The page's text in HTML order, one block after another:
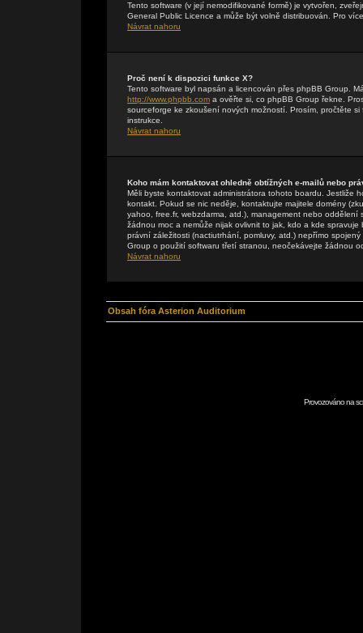
Tento software (v její nemodifikované formě) je vytvořen,
General Public Licence a může být volně distribuován. Pro
Návrat nahoru
Proč není k dispozici funkce X?
Tento software byl napsán a licencován přes phpBB Group.
http://www.phpbb.com a ověřte si, co phpBB Group řekne.
sourceforge ke zkoušení nových možností. Prosím, pročtěte
instrukce.
Návrat nahoru
Koho mám kontaktovat ohledně obtížných e-mailů nebo
Měli byste kontaktovat administrátora tohoto boardu. Jestliže
kontakt. Pokud se nic neděje, kontaktujte majitele domény
yahoo, free.fr, webzdarma, atd.), management nebo
žádnou moc a nemůže nijak ovlivnit to jak, kdo a kde
právní záležitosti (nactiutrhání, pomluvy, atd.) nepřímo
Group o použití softwaru třetí stranou, neočekávejte žádnou
Návrat nahoru
Obsah fóra Asterion Auditorium
Provozováno na